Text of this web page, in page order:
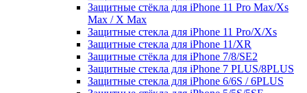
Защитные стёкла для iPhone 11 Pro Max/Xs
Max / X Max
Защитные стекла для iPhone 11 Pro/X/Xs
Защитные стекла для iPhone 11/XR
Защитные стёкла для iPhone 7/8/SE2
Защитные стекла для iPhone 7 PLUS/8PLUS
Защитные стекла для iPhone 6/6S / 6PLUS